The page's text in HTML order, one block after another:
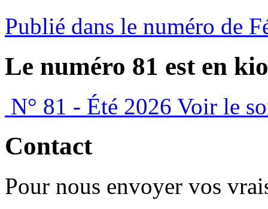
Publié dans le numéro de
Le numéro 81 est en
N° 81 - Été 2026 Voir le
Contact
Pour nous envoyer vos